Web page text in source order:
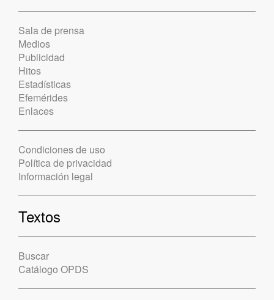
Sala de prensa
Medios
Publicidad
Hitos
Estadísticas
Efemérides
Enlaces
Condiciones de uso
Política de privacidad
Información legal
Textos
Buscar
Catálogo OPDS